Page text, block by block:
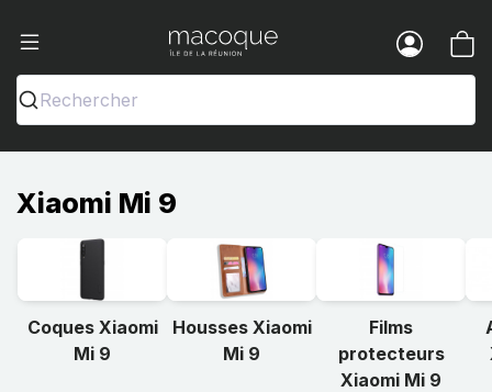
Ma Coque - Coques et Accessoires
Rechercher
Xiaomi Mi 9
Coques Xiaomi
Mi 9
Housses Xiaomi
Mi 9
Films
protecteurs
Xiaomi Mi 9